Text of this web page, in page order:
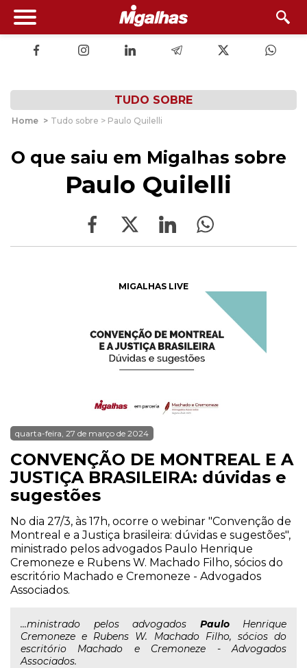
TUDO SOBRE
Home > Tudo sobre > Paulo Quilelli
O que saiu em Migalhas sobre
Paulo Quilelli
MIGALHAS LIVE
quarta-feira, 27 de março de 2024
CONVENÇÃO DE MONTREAL E A
JUSTIÇA BRASILEIRA: dúvidas e
sugestões
No dia 27/3, às 17h, ocorre o webinar "Convenção de
Montreal e a Justiça brasileira: dúvidas e sugestões",
ministrado pelos advogados Paulo Henrique
Cremoneze e Rubens W. Machado Filho, sócios do
escritório Machado e Cremoneze - Advogados
Associados.
...ministrado pelos advogados PauloHenrique
Cremoneze e Rubens W. Machado Filho, sócios do
escritório Machado e Cremoneze - Advogados
Associados.